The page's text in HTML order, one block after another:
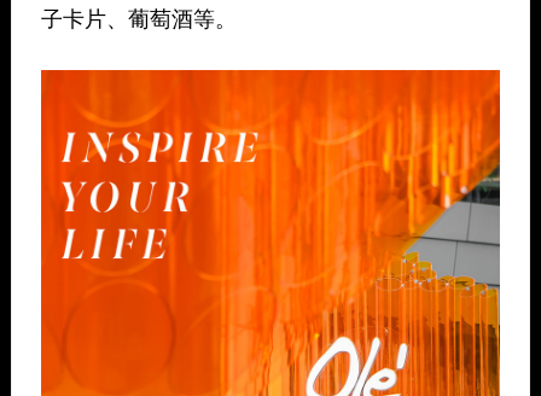
子卡片、葡萄酒等。